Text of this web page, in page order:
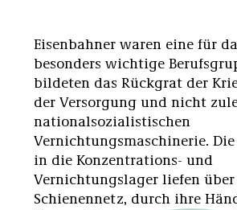
Eisenbahner waren eine für
besonders wichtige
bildeten das Rückgrat der
der Versorgung und nicht
nationalsozialistischen
Vernichtungsmaschinerie.
in die Konzentrations- und
Vernichtungslager liefen
Schienennetz, durch ihre